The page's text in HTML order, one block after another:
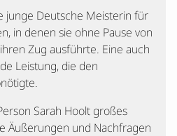
junge Deutsche Meisterin für
in denen sie ohne Pause von
Zug ausführte. Eine auch
Leistung, die den
Sarah Hoolt großes
Äußerungen und Nachfragen